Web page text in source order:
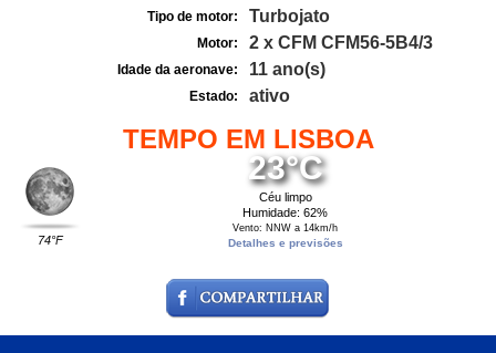
Tipo de motor: Turbojato
Motor: 2 x CFM CFM56-5B4/3
Idade da aeronave: 11 ano(s)
Estado: ativo
TEMPO EM LISBOA
74°F
23°C
Céu limpo
Humidade: 62%
Vento: NNW a 14km/h
Detalhes e previsões